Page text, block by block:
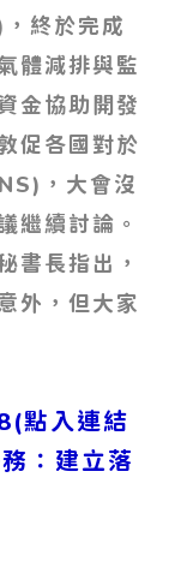
終於完成
體減排與監
金協助開發
促各國對於
，大會沒
繼續討論。
書長指出，
外，但大家
點入連結
：建立落